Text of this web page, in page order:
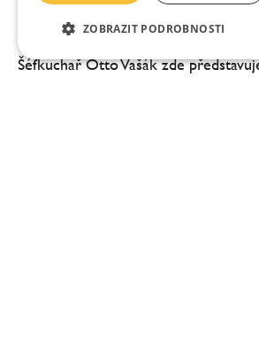
Otto Vašák: Klid před bouří?
vaří decentně, přitom
Šéfkuchař Otto Vašák zde
ZOBRAZIT PODROBNOSTI